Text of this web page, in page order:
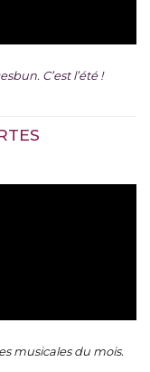
C’est l’été !
musicales du mois.